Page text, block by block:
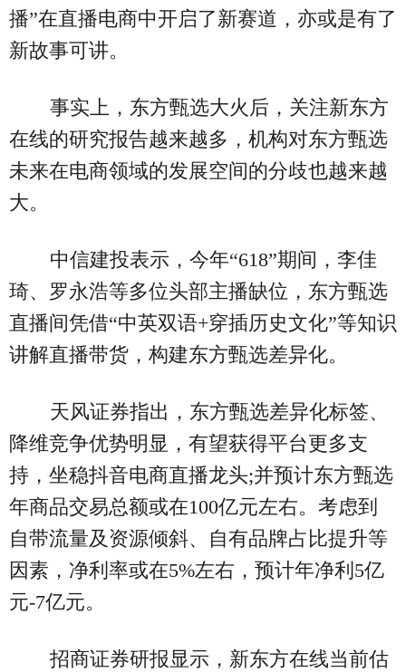
播”在直播电商中开启了新赛道，亦或是有了
新故事可讲。
事实上，东方甄选大火后，关注新东方
在线的研究报告越来越多，机构对东方甄选
未来在电商领域的发展空间的分歧也越来越
大。
中信建投表示，今年“618”期间，李佳
琦、罗永浩等多位头部主播缺位，东方甄选
直播间凭借“中英双语+穿插历史文化”等知识
讲解直播带货，构建东方甄选差异化。
天风证券指出，东方甄选差异化标签、
降维竞争优势明显，有望获得平台更多支
持，坐稳抖音电商直播龙头;并预计东方甄选
年商品交易总额或在100亿元左右。考虑到
自带流量及资源倾斜、自有品牌占比提升等
因素，净利率或在5%左右，预计年净利5亿
元-7亿元。
招商证券研报显示，新东方在线当前估